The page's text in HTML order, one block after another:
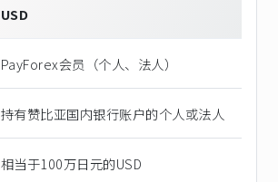
USD
PayForex会员（个人、法人）
持有赞比亚国内银行账户的个人或法人
相当于100万日元的USD